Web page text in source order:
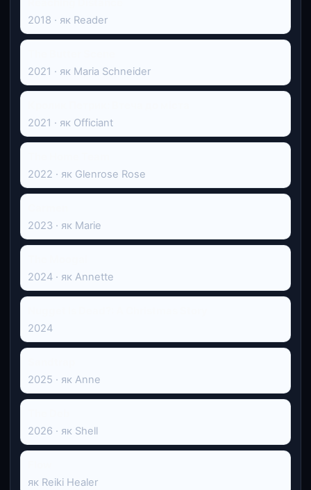
2018 · як Reader
2021 · як Maria Schneider
2021 · як Officiant
2022 · як Glenrose Rose
2023 · як Marie
2024 · як Annette
2024
2025 · як Anne
2026 · як Shell
як Reiki Healer